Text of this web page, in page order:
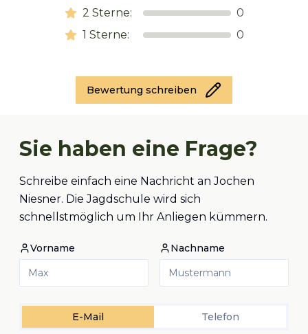
2 Sterne:
0
1 Sterne: 0
Bewertung schreiben
Sie haben eine Frage?
Schreibe einfach eine Nachricht an Jochen
Niesner. Die Jagdschule wird sich
schnellstmöglich um Ihr Anliegen kümmern.
Vorname Nachname
E-Mail
Telefon